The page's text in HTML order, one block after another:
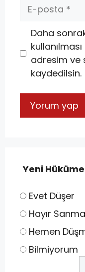
Daha
adresim ve
kaydedilsin.
Yeni
Evet Düşer
Hayır
Hemen
Bilmiyorum